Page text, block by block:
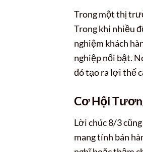
Trong một thị
Trong khi nhiều
nghiệm khách
nghiệp nổi bật.
đó tạo ra lợi thế
Cơ Hội
Lời chúc 8/3
mang tính bán